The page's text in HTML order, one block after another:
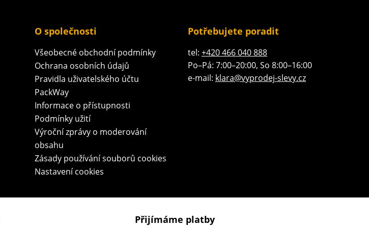
O společnosti
Všeobecné obchodní podmínky
Ochrana osobních údajů
Pravidla uživatelského účtu
PackWay
Informace o přístupnosti
Podmínky užití
Výroční zprávy o moderování
obsahu
Zásady používání souborů cookies
Nastavení cookies
Potřebujete poradit
tel: +420 466 040 888
Po–Pá: 7:00–20:00, So 8:00–16:00
e-mail: klara@vyprodej-slevy.cz
Přijímáme platby